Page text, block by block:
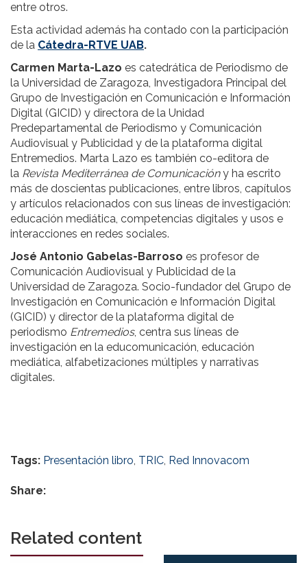
entre otros.
Esta actividad además ha contado con la participación
de la Cátedra-RTVE UAB.
Carmen Marta-Lazo es catedrática de Periodismo de
la Universidad de Zaragoza, Investigadora Principal del
Grupo de Investigación en Comunicación e Información
Digital (GICID) y directora de la Unidad
Predepartamental de Periodismo y Comunicación
Audiovisual y Publicidad y de la plataforma digital
Entremedios. Marta Lazo es también co-editora de
la Revista Mediterránea de Comunicacióny ha escrito
más de doscientas publicaciones, entre libros, capítulos
y artículos relacionados con sus líneas de investigación:
educación mediática, competencias digitales y usos e
interacciones en redes sociales.
José Antonio Gabelas-Barroso es profesor de
Comunicación Audiovisual y Publicidad de la
Universidad de Zaragoza. Socio-fundador del Grupo de
Investigación en Comunicación e Información Digital
(GICID) y director de la plataforma digital de
periodismo Entremedios, centra sus líneas de
investigación en la educomunicación, educación
mediática, alfabetizaciones múltiples y narrativas
digitales.
Tags: Presentación libro, TRIC, Red Innovacom
Share:
Related content